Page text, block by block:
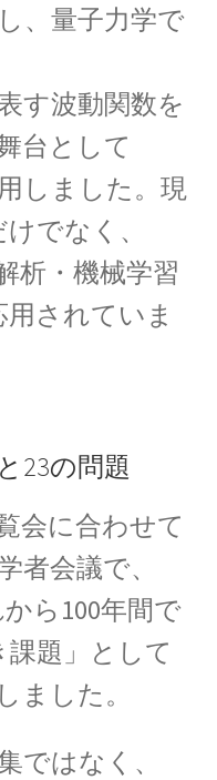
カレ
学で独自の領
】
トン
究｜粒子の波動性
究】
連人物
ナイキスト等
門
ック・ホーキング、他
、 量子力学で
す波動関数を
台として
しました。 現
でなく、
析・機械学習
されていま
23の問題
会に合わせて
者会議で、
ら100年間で
題」として
ました。
ではなく、